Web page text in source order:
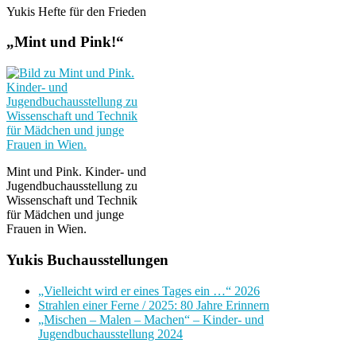
Yukis Hefte für den Frieden
„Mint und Pink!“
Mint und Pink. Kinder- und
Jugendbuchausstellung zu
Wissenschaft und Technik
für Mädchen und junge
Frauen in Wien.
Yukis Buchausstellungen
„Vielleicht wird er eines Tages ein …“ 2026
Strahlen einer Ferne / 2025: 80 Jahre Erinnern
„Mischen – Malen – Machen“ – Kinder- und
Jugendbuchausstellung 2024